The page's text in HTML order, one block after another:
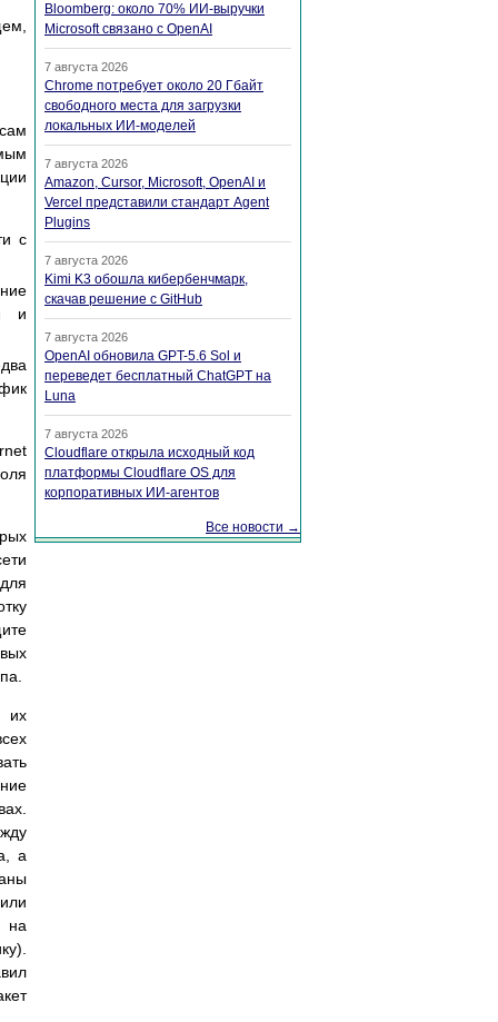
с
и
их
а
на
Bloomberg: около 70% ИИ-выручки
Microsoft связано с OpenAI
7 августа 2026
Chrome потребует около 20 Гбайт
свободного места для загрузки
локальных ИИ-моделей
7 августа 2026
Amazon, Cursor, Microsoft, OpenAI и
Vercel представили стандарт Agent
Plugins
7 августа 2026
Kimi K3 обошла кибербенчмарк,
скачав решение с GitHub
7 августа 2026
OpenAI обновила GPT-5.6 Sol и
переведет бесплатный ChatGPT на
Luna
7 августа 2026
Cloudflare открыла исходный код
платформы Cloudflare OS для
корпоративных ИИ-агентов
Все новости →